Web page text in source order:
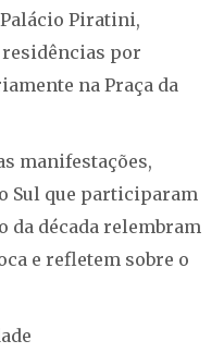
Piratini,
por
na Praça da
manifestações,
Sul que participaram
da década relembram
e refletem sobre o